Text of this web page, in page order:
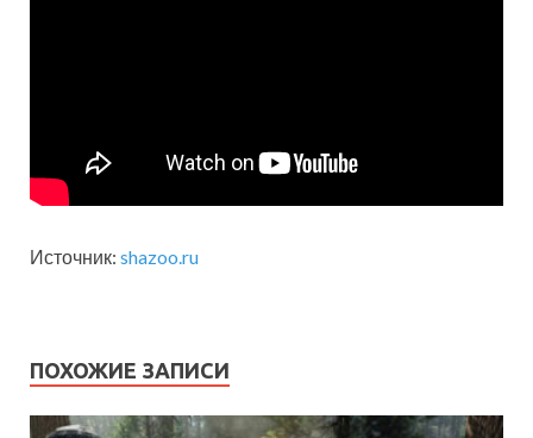
Источник: shazoo.ru
ПОХОЖИЕ ЗАПИСИ